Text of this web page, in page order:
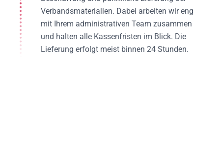
Verbandsmaterialien. Dabei arbeiten wir eng
mit Ihrem administrativen Team zusammen
und halten alle Kassenfristen im Blick. Die
Lieferung erfolgt meist binnen 24 Stunden.